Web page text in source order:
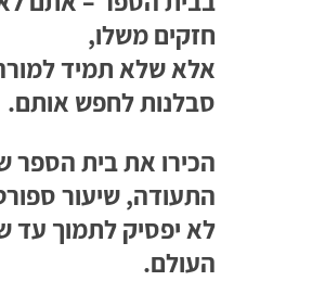
חזקים משלו,
סבלנות לחפש אותם.
הכירו את בית הספר
התעודה, שיעור
לא יפסיק לתמוך עד
העולם.